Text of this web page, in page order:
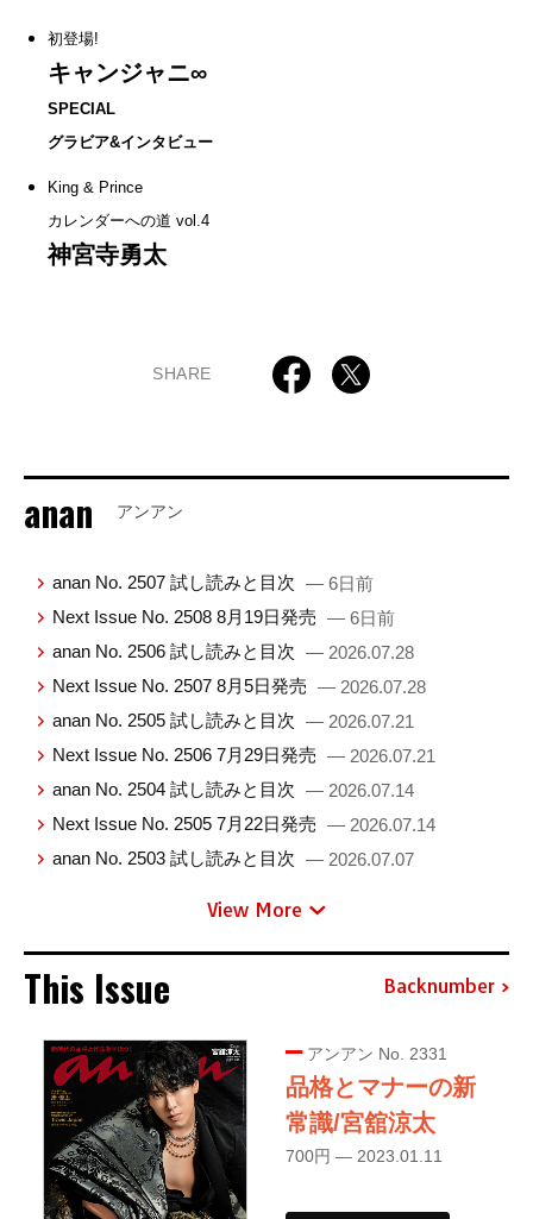
初登場!
キャンジャニ∞
SPECIAL
グラビア&インタビュー
King & Prince
カレンダーへの道 vol.4
神宮寺勇太
SHARE
anan アンアン
anan No. 2507 試し読みと目次 — 6日前
Next Issue No. 2508 8月19日発売 — 6日前
anan No. 2506 試し読みと目次 — 2026.07.28
Next Issue No. 2507 8月5日発売 — 2026.07.28
anan No. 2505 試し読みと目次 — 2026.07.21
Next Issue No. 2506 7月29日発売 — 2026.07.21
anan No. 2504 試し読みと目次 — 2026.07.14
Next Issue No. 2505 7月22日発売 — 2026.07.14
anan No. 2503 試し読みと目次 — 2026.07.07
View More
This Issue Backnumber
アンアン No. 2331
品格とマナーの新
常識/宮舘涼太
700円 — 2023.01.11